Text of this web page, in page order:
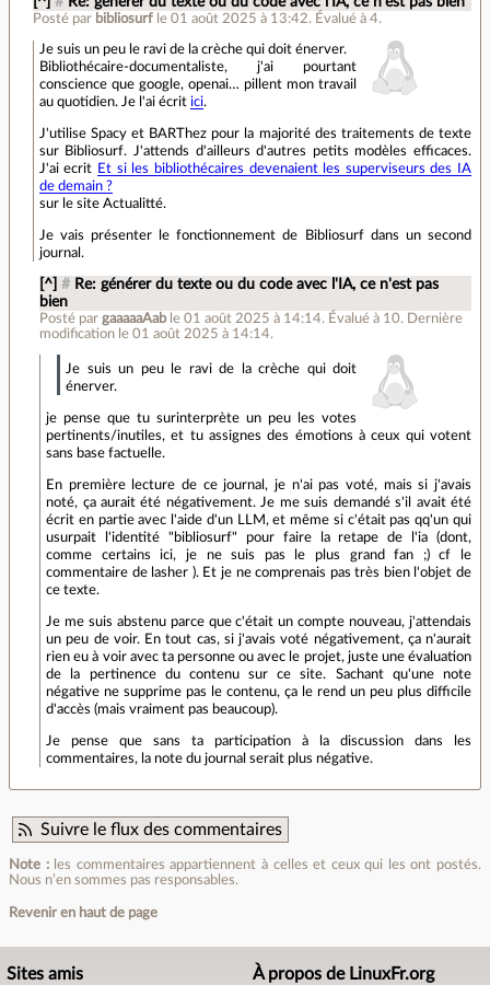
Posté par bibliosurf le 01 août 2025 à 13:42. Évalué à 4.
Je suis un peu le ravi de la crèche qui doit énerver.
Bibliothécaire-documentaliste, j'ai pourtant
conscience que google, openai… pillent mon travail
au quotidien. Je l'ai écrit ici.
J'utilise Spacy et BARThez pour la majorité des traitements de texte
sur Bibliosurf. J'attends d'ailleurs d'autres petits modèles efficaces.
J'ai ecrit Et si les bibliothécaires devenaient les superviseurs des IA
de demain ?
sur le site Actualitté.
Je vais présenter le fonctionnement de Bibliosurf dans un second
journal.
[^] # Re: générer du texte ou du code avec l'IA, ce n'est pas
bien
Posté pargaaaaaAab le 01 août 2025 à 14:14. Évalué à 10. Dernière
modification le 01 août 2025 à 14:14.
Je suis un peu le ravi de la crèche qui doit
énerver.
je pense que tu surinterprète un peu les votes
pertinents/inutiles, et tu assignes des émotions à ceux qui votent
sans base factuelle.
En première lecture de ce journal, je n'ai pas voté, mais si j'avais
noté, ça aurait été négativement. Je me suis demandé s'il avait été
écrit en partie avec l'aide d'un LLM, et même si c'était pas qq'un qui
usurpait l'identité "bibliosurf" pour faire la retape de l'ia (dont,
comme certains ici, je ne suis pas le plus grand fan ;) cf le
commentaire de lasher ). Et je ne comprenais pas très bien l'objet de
ce texte.
Je me suis abstenu parce que c'était un compte nouveau, j'attendais
un peu de voir. En tout cas, si j'avais voté négativement, ça n'aurait
rien eu à voir avec ta personne ou avec le projet, juste une évaluation
de la pertinence du contenu sur ce site. Sachant qu'une note
négative ne supprime pas le contenu, ça le rend un peu plus difficile
d'accès (mais vraiment pas beaucoup).
Je pense que sans ta participation à la discussion dans les
commentaires, la note du journal serait plus négative.
Suivre le flux des commentaires
Note :les commentaires appartiennent à celles et ceux qui les ont postés.
Nous n’en sommes pas responsables.
Revenir en haut de page
Sites amis À propos de LinuxFr.org